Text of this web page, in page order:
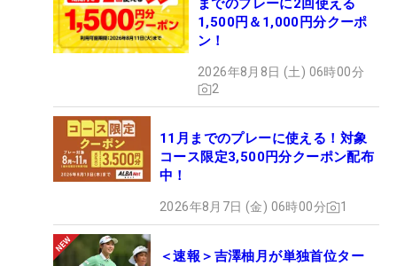
までのプレーに2回使える
1,500円＆1,000円分クーポ
ン！
2026年8月8日 (土) 06時00分
2
11月までのプレーに使える！対象
コース限定3,500円分クーポン配布
中！
2026年8月7日 (金) 06時00分 1
＜速報＞吉澤柚月が単独首位ター